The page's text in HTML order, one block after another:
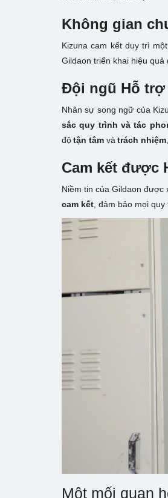
Không gian
Kizuna cam kết duy trì
Gildaon triển khai hiệu
Đội ngũ Hỗ trợ
Nhân sự song ngữ của
sắc quy trình và tác
độtận tâm và trách nhiệm
Cam kết được
Niềm tin của Gildaon được
cam kết , đảm bảo mọi
Một mối quan